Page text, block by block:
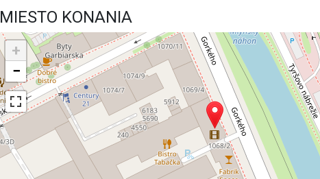
MIESTO KONANIA
+
−